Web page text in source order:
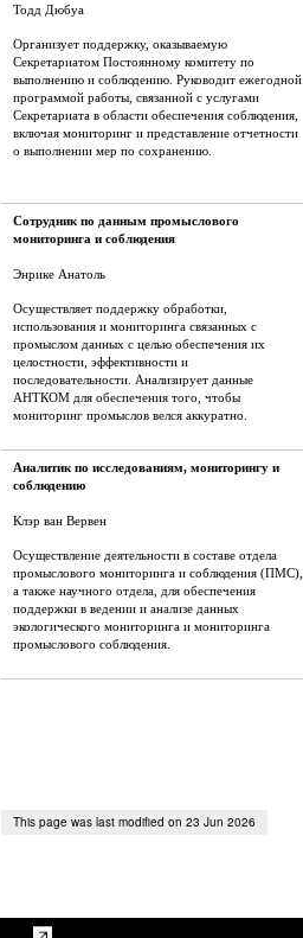
Тодд Дюбуа
Организует поддержку, оказываемую
Секретариатом Постоянному комитету по
выполнению и соблюдению. Руководит ежегодной
программой работы, связанной с услугами
Секретариата в области обеспечения соблюдения,
включая мониторинг и представление отчетности
о выполнении мер по сохранению.
Сотрудник по данным промыслового
мониторинга и соблюдения
Энрике Анатоль
Осуществляет поддержку обработки,
использования и мониторинга связанных с
промыслом данных с целью обеспечения их
целостности, эффективности и
последовательности. Анализирует данные
АНТКОМ для обеспечения того, чтобы
мониторинг промыслов велся аккуратно.
Аналитик по исследованиям, мониторингу и
соблюдению
Клэр ван Вервен
Осуществление деятельности в составе отдела
промыслового мониторинга и соблюдения (ПМС),
а также научного отдела, для обеспечения
поддержки в ведении и анализе данных
экологического мониторинга и мониторинга
промыслового соблюдения.
This page was last modified on 23 Jun 2026